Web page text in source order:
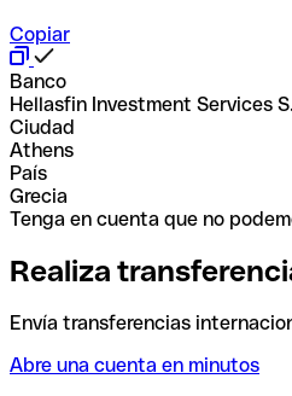
Copiar
Banco
Hellasfin Investment Services
Ciudad
Athens
País
Grecia
Tenga en cuenta que no
Realiza
Envía transferencias
Abre una cuenta en minutos